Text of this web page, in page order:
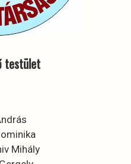
testület
Mihály